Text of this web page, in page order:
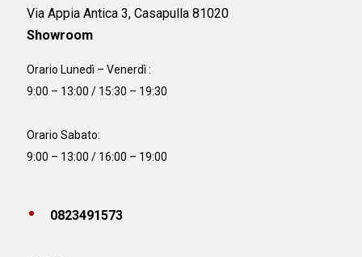
Via Appia Antica 3, Casapulla 81020
Showroom
Orario Lunedì – Venerdì :
9:00 – 13:00 / 15:30 – 19:30
Orario Sabato:
9:00 – 13:00 / 16:00 – 19:00
0823491573